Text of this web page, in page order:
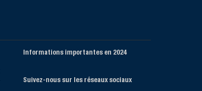
Informations importantes en 2024
Suivez-nous sur les réseaux sociaux